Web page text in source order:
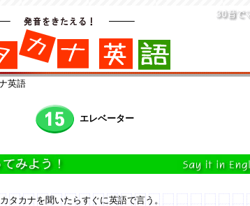
英語
エレベーター
タカナを聞いたらすぐに英語で言う。